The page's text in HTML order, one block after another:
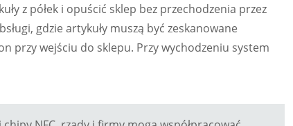
z półek i opuścić sklep bez przechodzenia przez
gdzie artykuły muszą być zeskanowane
przy wejściu do sklepu. Przy wychodzeniu system